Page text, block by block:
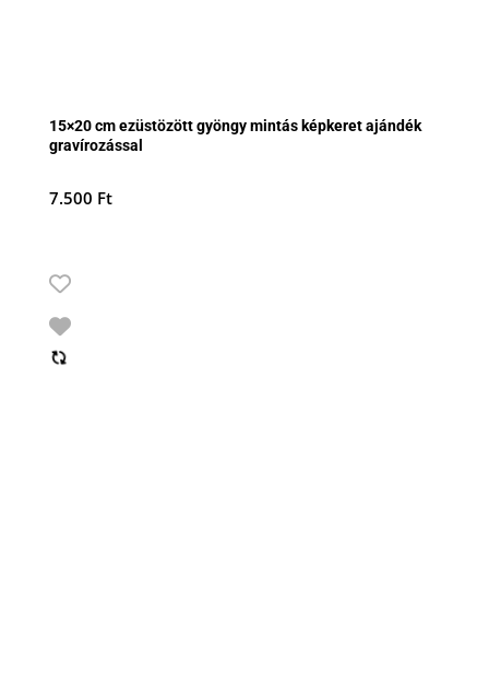
15×20 cm ezüstözött gyöngy mintás képkeret ajándék
gravírozással
7.500 Ft